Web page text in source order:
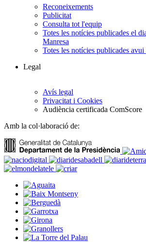
Reconeixements
Publicitat
Consulta tot l'equip
Totes les notícies publicades el
Manresa
Totes les notícies publicades avui
Legal
Avís legal
Privacitat i Cookies
Audiència certificada ComScore
Amb la col·laboració de: